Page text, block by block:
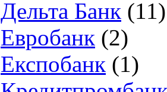
Дельта Банк (11)
Евробанк (2)
Експобанк (1)